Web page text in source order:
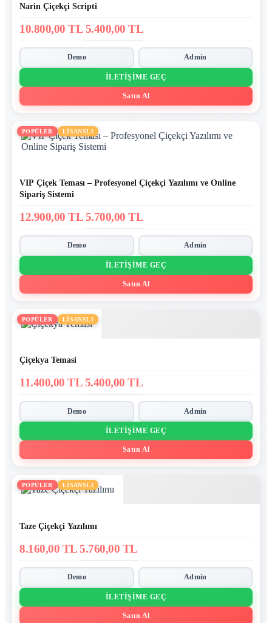
Narin Çiçekçi Scripti
10.800,00 TL5.400,00 TL
Demo Admin
İLETIŞIME GEÇ
Satın Al
POPÜLER LİSANSLI
VIP Çiçek Teması – Profesyonel Çiçekçi Yazılımı ve Online
Sipariş Sistemi
12.900,00 TL5.700,00 TL
Demo Admin
İLETIŞIME GEÇ
Satın Al
POPÜLER LİSANSLI
Çiçekya Temasi
11.400,00 TL5.400,00 TL
Demo Admin
İLETIŞIME GEÇ
Satın Al
POPÜLER LİSANSLI
Taze Çiçekçi Yazılımı
8.160,00 TL5.760,00 TL
Demo Admin
İLETIŞIME GEÇ
Satın Al